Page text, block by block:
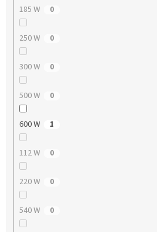
185 W 0
250 W 0
300 W 0
500 W 0
600 W 1
112 W 0
220 W 0
540 W 0